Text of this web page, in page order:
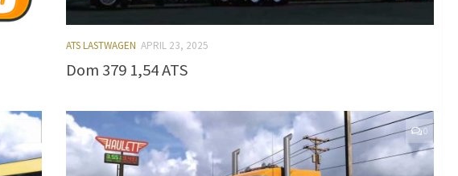
ATS LASTWAGEN APRIL 23, 2025
Dom 379 1,54 ATS
0